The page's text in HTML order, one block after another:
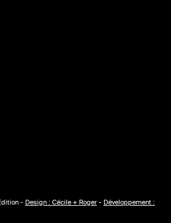
- Design : Cécile + Roger - Développement :